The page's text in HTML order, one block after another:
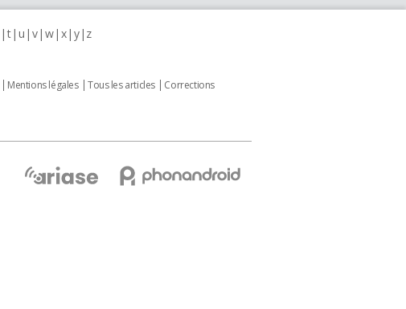
t u v w x y z
Mentions légales Tous les articles
Corrections